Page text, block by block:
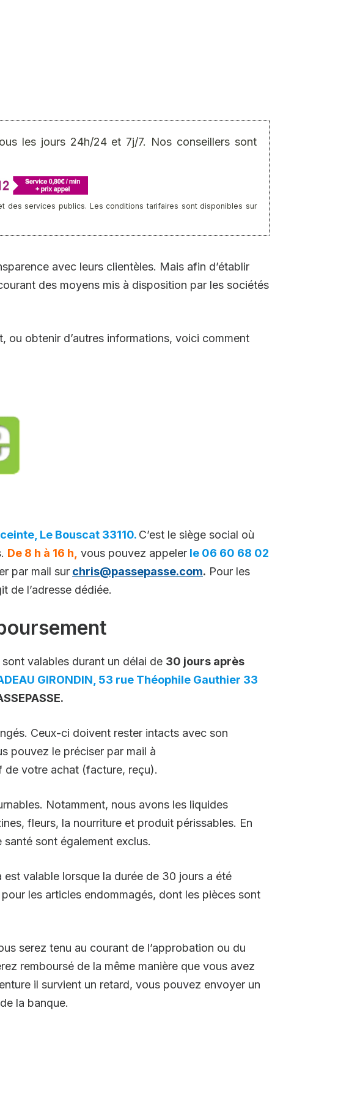
les jours 24h/24 et 7j/7. Nos conseillers sont
des services publics. Les conditions tarifaires sont disponibles sur
avec leurs clientèles. Mais afin d’établir
des moyens mis à disposition par les sociétés
ou obtenir d’autres informations, voici comment
Le Bouscat 33110. C’est le siège social où
De 8 h à 16 h, vous pouvez appeler le 06 60 68 02
par mail sur chris@passepasse.com. Pour les
de l’adresse dédiée.
valables durant un délai de 30 jours après
GIRONDIN, 53 rue Théophile Gauthier 33
Ceux-ci doivent rester intacts avec son
pouvez le préciser par mail à
de votre achat (facture, reçu).
Notamment, nous avons les liquides
fleurs, la nourriture et produit périssables. En
sont également exclus.
valable lorsque la durée de 30 jours a été
les articles endommagés, dont les pièces sont
serez tenu au courant de l’approbation ou du
remboursé de la même manière que vous avez
il survient un retard, vous pouvez envoyer un
la banque.